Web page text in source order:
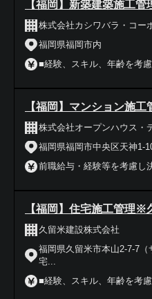
【福岡】新築建築施工管
株式会社カシワバラ・コー
福岡県福岡市内
■経験、スキル、年齢を考
【福岡】マンション施
株式会社オープンハウス・
福岡県福岡市中央区天神1-
前職給与・経験等を考慮し
【福岡】住宅施工管理
久留米建設株式会社
福岡県久留米市本山2-7-7
宅...
■経験、スキル、年齢を考